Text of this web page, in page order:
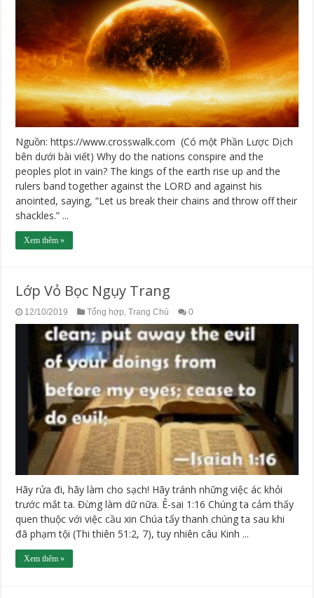
Nguồn: https://www.crosswalk.com (Có một Phần Lược Dịch
bên dưới bài viết) Why do the nations conspire and the
peoples plot in vain? The kings of the earth rise up and the
rulers band together against the LORD and against his
anointed, saying, “Let us break their chains and throw off their
shackles.” ...
Xem thêm »
Lớp Vỏ Bọc Ngụy Trang
12/10/2019 Tổng hợp ,Trang Chủ 0
Hãy rửa đi, hãy làm cho sạch! Hãy tránh những việc ác khỏi
trước mắt ta. Đừng làm dữ nữa. Ê-sai 1:16 Chúng ta cảm thấy
quen thuộc với việc cầu xin Chúa tẩy thanh chúng ta sau khi
đã phạm tội (Thi thiên 51:2, 7), tuy nhiên câu Kinh ...
Xem thêm »